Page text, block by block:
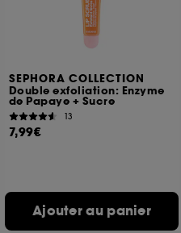
SEPHORA COLLECTION
Double exfoliation: Enzyme
de Papaye + Sucre
13
7,99€
Ajouter au panier